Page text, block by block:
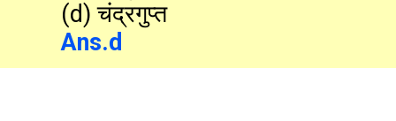
(d) चंद्रगुप्त
Ans.d